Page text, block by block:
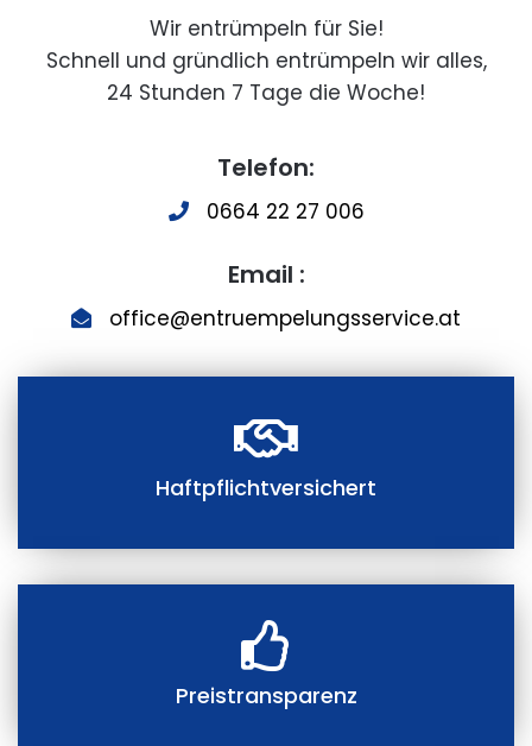
Wir entrümpeln für Sie!
Schnell und gründlich entrümpeln wir alles,
24 Stunden 7 Tage die Woche!
Telefon:
0664 22 27 006
Email :
office@entruempelungsservice.at
Haftpflichtversichert
Preistransparenz